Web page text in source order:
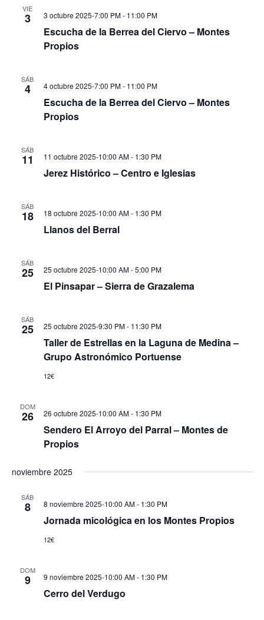
de
VIE
3 3 octubre 2025-7:00 PM- 11:00 PM
Escucha de la Berrea del Ciervo – Montes
Propios
SÁB
4 4 octubre 2025-7:00 PM- 11:00 PM
Escucha de la Berrea del Ciervo – Montes
Propios
SÁB
11 11 octubre 2025-10:00 AM- 1:30 PM
Jerez Histórico – Centro e Iglesias
SÁB
18 18 octubre 2025-10:00 AM- 1:30 PM
Llanos del Berral
SÁB
25 25 octubre 2025-10:00 AM-5:00 PM
El Pinsapar – Sierra de Grazalema
SÁB
25 25 octubre 2025-9:30 PM- 11:30 PM
Taller de Estrellas en la Laguna de Medina –
Grupo Astronómico Portuense
12€
DOM
26 26 octubre 2025-10:00 AM- 1:30 PM
Sendero El Arroyo del Parral – Montes de
Propios
noviembre 2025
SÁB
8 8 noviembre 2025-10:00 AM- 1:30 PM
Jornada micológica en los Montes Propios
12€
DOM
9 9 noviembre 2025-10:00 AM- 1:30 PM
Cerro del Verdugo